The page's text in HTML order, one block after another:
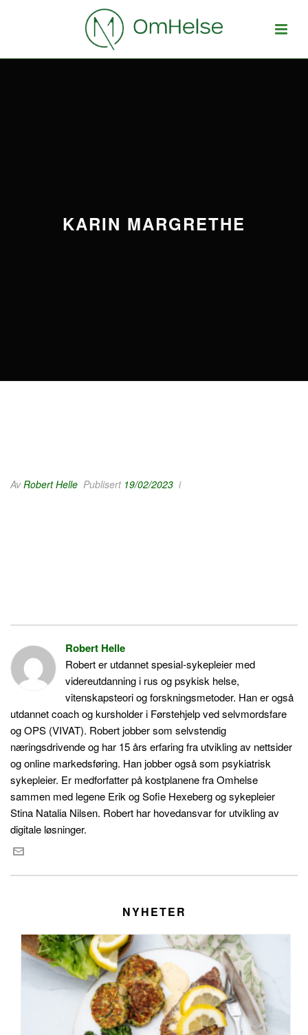
KARIN MARGRETHE
AvRobert Helle Publisert 19/02/2023 i
Robert Helle
Robert er utdannet spesial-sykepleier med
videreutdanning i rus og psykisk helse,
vitenskapsteori og forskningsmetoder. Han er også
utdannet coach og kursholder i Førstehjelp ved selvmordsfare
og OPS (VIVAT). Robert jobber som selvstendig
næringsdrivende og har 15 års erfaring fra utvikling av nettsider
og online markedsføring. Han jobber også som psykiatrisk
sykepleier. Er medforfatter på kostplanene fra Omhelse
sammen med legene Erik og Sofie Hexeberg og sykepleier
Stina Natalia Nilsen. Robert har hovedansvar for utvikling av
digitale løsninger.
NYHETER